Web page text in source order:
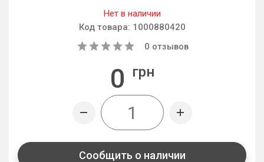
Нет в наличии
Код товара: 1000880420
0 отзывов
0 грн
Сообщить о наличии